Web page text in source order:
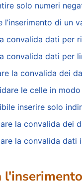
solo numeri
l’inserimento di un
convalida dati per
convalida dati per
la convalida dei
le celle in
inserire solo
la convalida dei
la convalida dati
l'inserimento